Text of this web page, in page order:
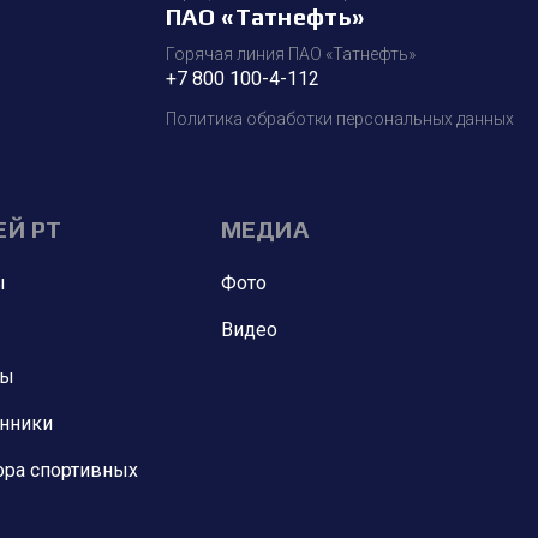
ПАО «Татнефть»
Горячая линия ПАО «Татнефть»
+7 800 100-4-112
Политика обработки персональных данных
РТ
спортивных
МЕДИА
Фото
Видео